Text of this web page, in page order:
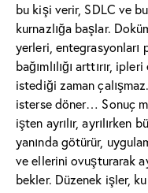
bu kişi verir, SDLC ve
kurnazlığa başlar.
yerleri, entegrasyonları
bağımlılığı arttırır,
istediği zaman
isterse döner… Sonuç
işten ayrılır, ayrılırken
yanında götürür,
ve ellerini ovuşturarak
bekler. Düzenek işler,